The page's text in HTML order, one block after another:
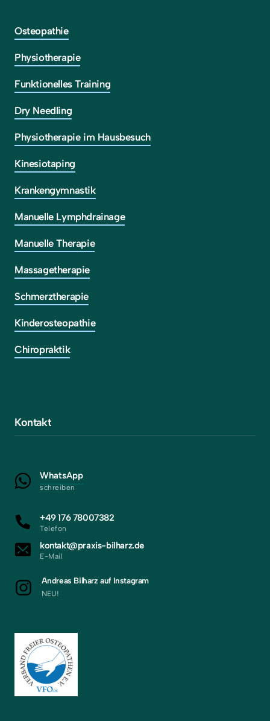
Osteopathie
Physiotherapie
Funktionelles Training
Dry Needling
Physiotherapie im Hausbesuch
Kinesiotaping
Krankengymnastik
Manuelle Lymphdrainage
Manuelle Therapie
Massagetherapie
Schmerztherapie
Kinderosteopathie
Chiropraktik
Kontakt
WhatsApp
schreiben
+49 176 78007382
Telefon
kontakt@praxis-bilharz.de
E-Mail
Andreas Bilharz auf Instagram
NEU!